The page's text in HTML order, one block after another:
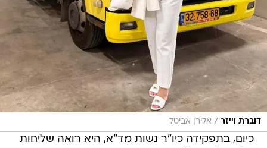
דוברת וייזר / אלירן אביטל
כיום, בתפקידה כיו"ר נשות מד"א, היא רואה שליחות